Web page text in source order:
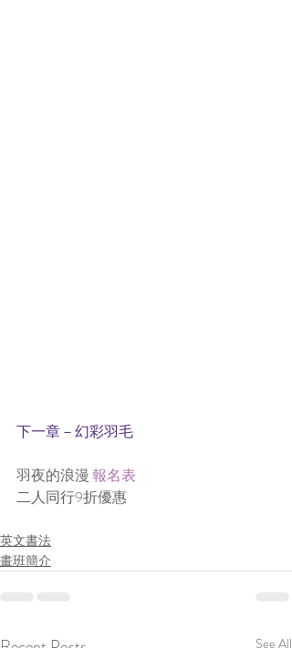
下一章－幻彩羽毛
羽夜的浪漫 報名表
二人同行9折優惠
英文書法
畫班簡介
See All